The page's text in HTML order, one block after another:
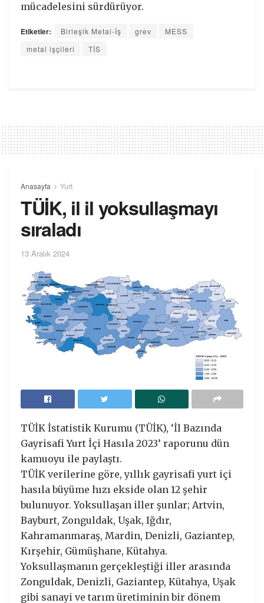
mücadelesini sürdürüyor.
Etiketler: Birleşik Metal-İş grev
MESS
metal işçileri
TİS
Anasayfa Yurt
TÜİK, il il yoksullaşmayı
sıraladı
13 Aralık 2024
TÜİK İstatistik Kurumu (TÜİK), ‘İl Bazında
Gayrisafi Yurt İçi Hasıla 2023’ raporunu dün
kamuoyu ile paylaştı.
TÜİK verilerine göre, yıllık gayrisafi yurt içi
hasıla büyüme hızı ekside olan 12 şehir
bulunuyor. Yoksullaşan iller şunlar; Artvin,
Bayburt, Zonguldak, Uşak, Iğdır,
Kahramanmaraş, Mardin, Denizli, Gaziantep,
Kırşehir, Gümüşhane, Kütahya.
Yoksullaşmanın gerçekleştiği iller arasında
Zonguldak, Denizli, Gaziantep, Kütahya, Uşak
gibi sanayi ve tarım üretiminin bir dönem